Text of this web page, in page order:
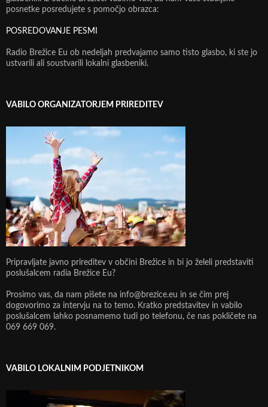
posnetke posredujete s pomočjo obrazca:
POSREDOVANJE PESMI
Radio Brežice Eu ob nedeljah predvajamo samo tisto glasbo, ki ste jo
ustvarili ali soustvarili lokalni glasbeniki.
VABILO ORGANIZATORJEM PRIREDITEV
Pripravljate javno prireditev v občini Brežice in bi jo želeli predstaviti
poslušalcem radia Brežice Eu?
Prosimo vas, da nam pišete na info@brezice.eu in se čim prej
dogovorimo za intervju na to temo. Kratko predstavitev in vabilo
poslušalcem lahko posnamemo tudi po telefonu, če nas pokličete na
069 669 069.
VABILO LOKALNIM PODJETNIKOM